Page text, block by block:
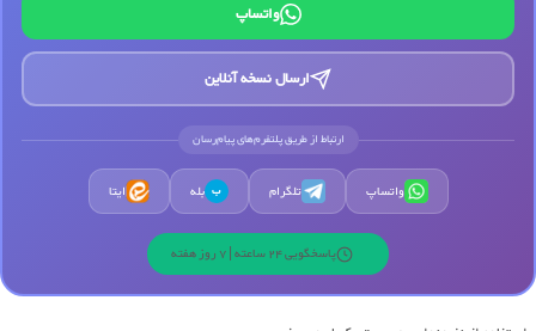
واتساپ
ارسال نسخه آنلاین
ارتباط از طریق پلتفرم‌های پیام‌رسان
واتساپ تلگرام ب بله ایتا
پاسخگویی 24 ساعته | 7 روز هفته